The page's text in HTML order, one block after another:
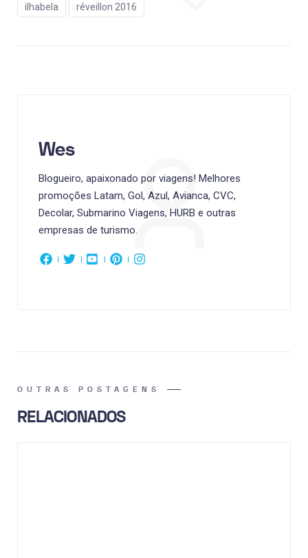
ilhabela réveillon 2016
Wes
Blogueiro, apaixonado por viagens! Melhores
promoções Latam, Gol, Azul, Avianca, CVC,
Decolar, Submarino Viagens, HURB e outras
empresas de turismo.
OUTRAS POSTAGENS
RELACIONADOS